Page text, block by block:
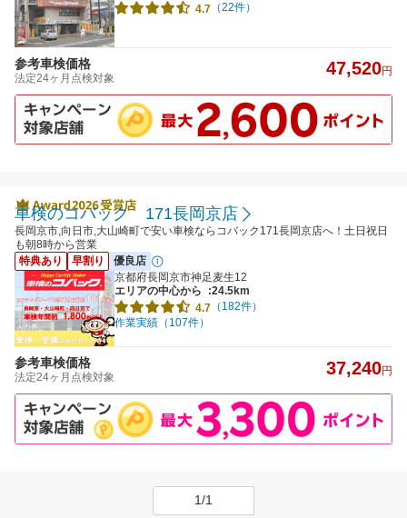
4.7 （22件）
参考車検価格
法定24ヶ月点検対象 47,520円
車検のコバック 171長岡京店
長岡京市,向日市,大山崎町で安い車検ならコバック171長岡京店へ！土日祝日
も朝8時から営業
特典あり
早割り
優良店
京都府長岡京市神足麦生12
エリアの中心から
:24.5km
4.7 （182件）
作業実績（107件）
参考車検価格
法定24ヶ月点検対象 37,240円
1/1